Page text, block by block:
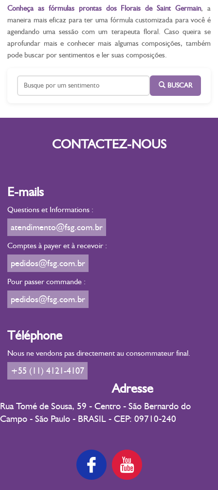
Conheça as fórmulas prontas dos Florais de Saint Germain, a
maneira mais eficaz para ter uma fórmula customizada para você é
agendando uma sessão com um terapeuta floral. Caso queira se
aprofundar mais e conhecer mais algumas composições, também
pode buscar por sentimentos e ler suas composições.
BUSCAR
CONTACTEZ-NOUS
E-mails
Questions et Informations :
atendimento@fsg.com.br
Comptes à payer et à recevoir :
pedidos@fsg.com.br
Pour passer commande :
pedidos@fsg.com.br
Téléphone
Nous ne vendons pas directement au consommateur final.
+55 (11) 4121-4107
Adresse
Rua Tomé de Sousa, 59 - Centro - São Bernardo do
Campo - São Paulo - BRASIL - CEP: 09710-240